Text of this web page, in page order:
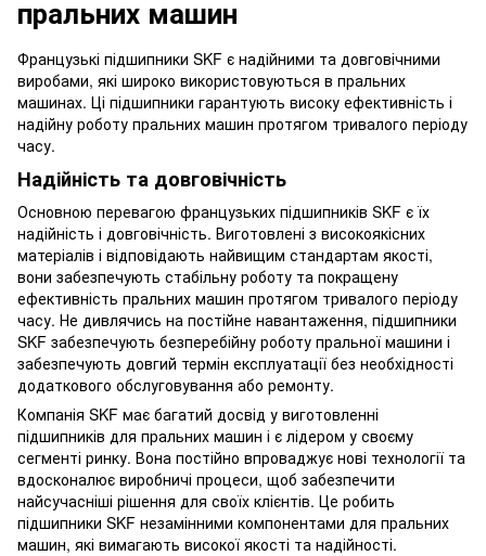
пральних машин
Французькі підшипники SKF є надійними та довговічними
виробами, які широко використовуються в пральних
машинах. Ці підшипники гарантують високу ефективність і
надійну роботу пральних машин протягом тривалого періоду
часу.
Надійність та довговічність
Основною перевагою французьких підшипників SKF є їх
надійність і довговічність. Виготовлені з високоякісних
матеріалів і відповідають найвищим стандартам якості,
вони забезпечують стабільну роботу та покращену
ефективність пральних машин протягом тривалого періоду
часу. Не дивлячись на постійне навантаження, підшипники
SKF забезпечують безперебійну роботу пральної машини і
забезпечують довгий термін експлуатації без необхідності
додаткового обслуговування або ремонту.
Компанія SKF має багатий досвід у виготовленні
підшипників для пральних машин і є лідером у своєму
сегменті ринку. Вона постійно впроваджує нові технології та
вдосконалює виробничі процеси, щоб забезпечити
найсучасніші рішення для своїх клієнтів. Це робить
підшипники SKF незамінними компонентами для пральних
машин, які вимагають високої якості та надійності.